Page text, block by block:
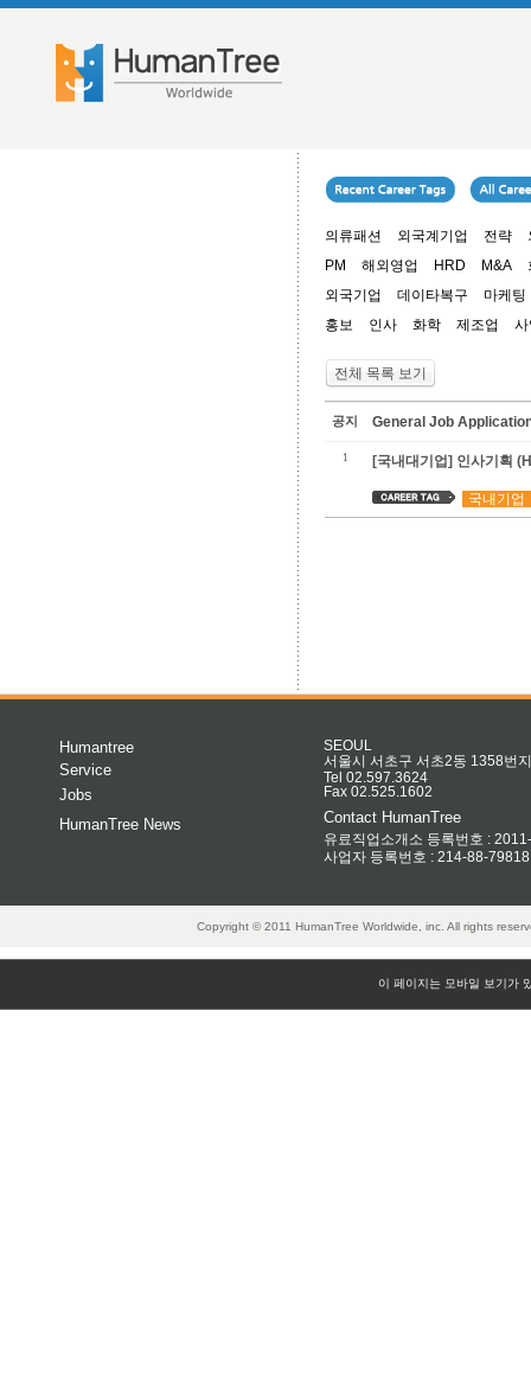
의류패션 외국계기업 전략
PM
해외영업 HRD M&A
외국기업
데이타복구
마케팅
홍보
인사 화학 제조업
전체 목록 보기
공지 General Job
1 [국내대기업] 인
국내기업
Humantree
Service
Jobs
HumanTree News
SEOUL
서울시 서초구 서초2동 1358번
Tel 02.597.3624
Fax 02.525.1602
Contact HumanTree
유료직업소개소 등록번호 :
사업자 등록번호 : 214-88-79818
Copyright © 2011 HumanTree Worldwide, inc. All rights
이 페이지는 모바일 보기가